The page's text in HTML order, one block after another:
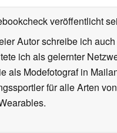
veröffentlicht
Autor schreibe ich
ich als gelernter
Modefotograf in
für alle Arten